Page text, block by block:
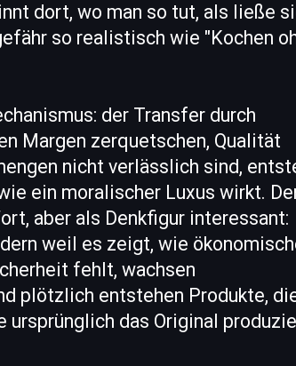
dort, wo man so tut, als ließe
so realistisch wie "Kochen
der Transfer durch
Margen zerquetschen, Qualität
nicht verlässlich sind,
ein moralischer Luxus wirkt.
aber als Denkfigur interessant:
weil es zeigt, wie
fehlt, wachsen
plötzlich entstehen Produkte,
ursprünglich das Original